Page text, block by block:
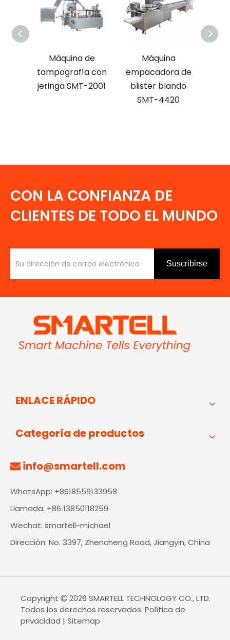
Máquina de
tampografía con
jeringa SMT-2001
Máquina
empacadora de
blister blando
SMT-4420
CON LA CONFIANZA DE
CLIENTES DE TODO EL MUNDO
Suscribirse
ENLACE RÁPIDO
Categoría de productos
 info@smartell.com
WhatsApp: +8618559133958
Llamada: +86 13850118259
Wechat: smartell-michael
Dirección: No. 3397, Zhencheng Road, Jiangyin, China
Copyright  2026 SMARTELL TECHNOLOGY CO., LTD.
Todos los derechos reservados. Política de
privacidad | Sitemap